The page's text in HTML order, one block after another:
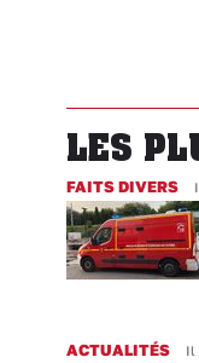
LES
FAITS DIVERS
ACTUALITÉS Il